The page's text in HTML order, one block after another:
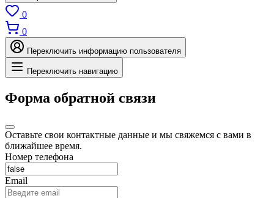
0
0
Переключить информацию пользователя
Переключить навигацию
Форма обратной связи
Оставьте свои контактные данные и мы свяжемся с вами в
ближайшее время.
Номер телефона
Email